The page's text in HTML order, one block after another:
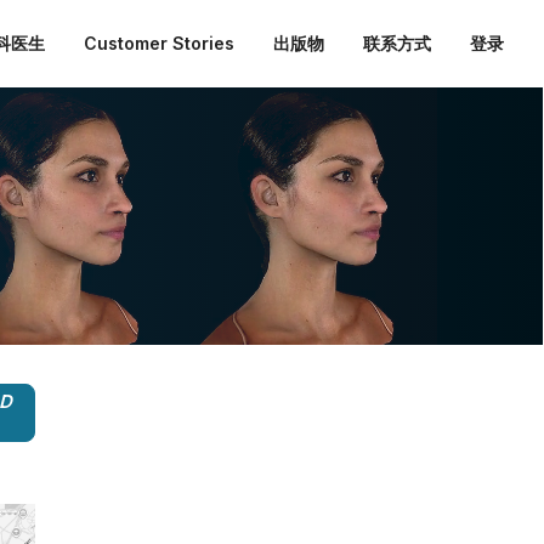
医生 Customer Stories 出版物 联系方式 登录